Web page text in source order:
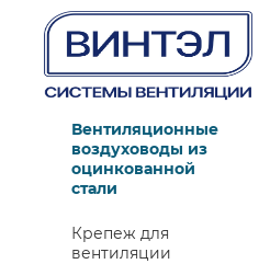
ЗАКРЫТО › ЛЮБЕРЦЫ,
Вентиляционные
воздуховоды из
оцинкованной
стали
Крепеж для
вентиляции